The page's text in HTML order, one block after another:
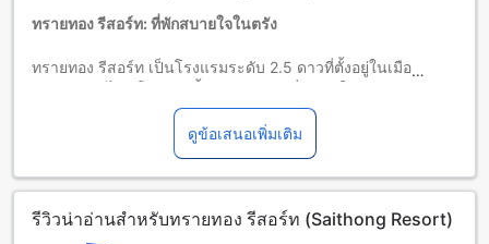
ทรายทอง รีสอร์ท: ที่พักสบายใจในตรัง
ทรายทอง รีสอร์ท เป็นโรงแรมระดับ 2.5 ดาวที่ตั้งอยู่ในเมืองตรัง
ระยะทางจากใจกลางเมืองเพียง 40.0 กิโลเมตร โรงแรมได้สร้าง
ขึ้นในปี 2005 และได้ปรับปรุงล่าสุดในปี 2010 การเดินทางสู่
สนามบินใช้เวลาเพียง 45 นาทีเท่านั้น การเช็คอินสามารถทำได้
ตั้งแต่เวลา 02:00 น. เป็นต้นไป และการเช็คเอาท์จะต้องทำ
ภายในเวลา 12:00 น. โรงแรมมีห้องพักทั้งหมด 43 ห้อง นอกจาก
นี้ โรงแรมยินดีต้อนรับเด็กอายุ 0-3 ปีโดยไม่คิดค่าใช้จ่ายเพิ่มเติม
ดูข้อเสนอเพิ่มเติม
รีวิวน่าอ่านสำหรับทรายทอง รีสอร์ท (Saithong Resort)